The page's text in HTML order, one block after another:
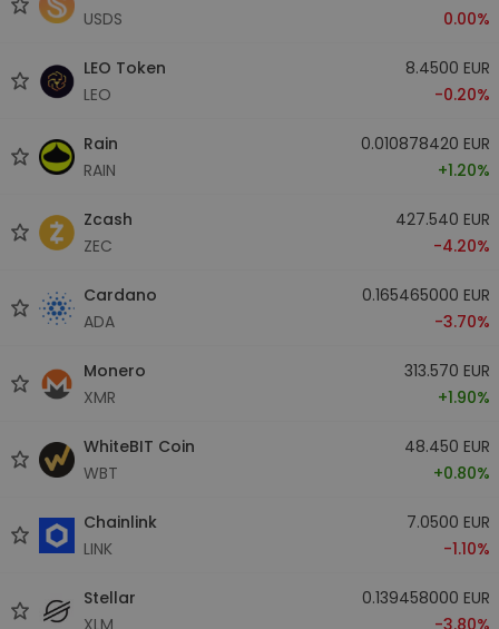
USDS
0.00%
LEO Token
LEO
8.4500 EUR
-0.20%
Rain
RAIN
0.010878420 EUR
+1.20%
Zcash
ZEC
427.540 EUR
-4.20%
Cardano
ADA
0.165465000 EUR
-3.70%
Monero
XMR
313.570 EUR
+1.90%
WhiteBIT Coin
WBT
48.450 EUR
+0.80%
Chainlink
LINK
7.0500 EUR
-1.10%
Stellar
XLM
0.139458000 EUR
-3.80%